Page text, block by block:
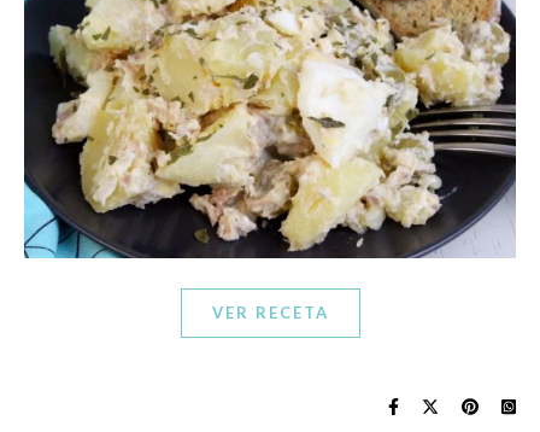
VER RECETA